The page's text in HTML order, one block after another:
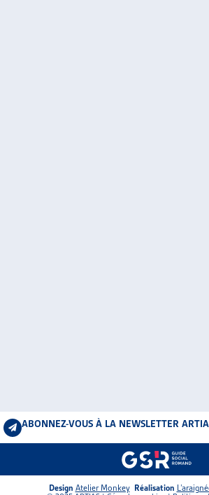
ABONNEZ-VOUS À LA NEWSLETTER
Design Atelier Monkey Réalisation